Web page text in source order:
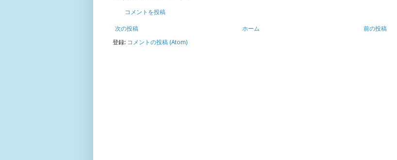
コメントを投稿
次の投稿 前の投稿
ホーム
登録: コメントの投稿 (Atom)